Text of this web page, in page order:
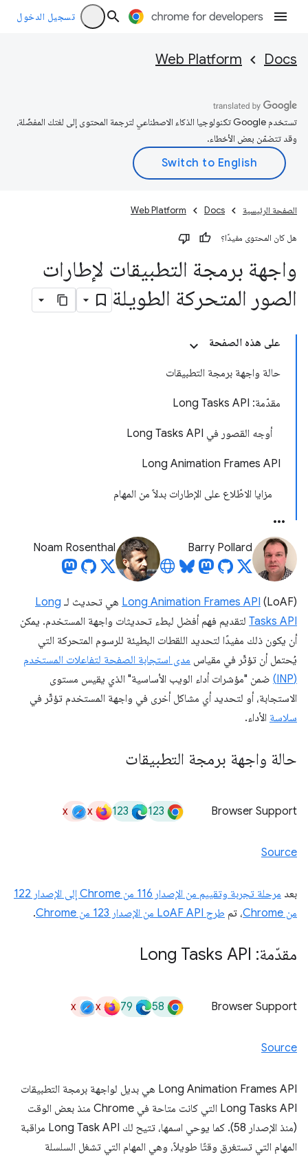
تسجيل الدخول
Docs
Web Platform
تستخدم Google تكنولوجيا الذكاء الاصطناعي لترجمة المحتوى إلى لغتك المفضّلة،
وقد تتضمّن بعض الأخطاء.
الصفحة الرئيسية Docs
Web Platform
هل كان المحتوى مفيدًا؟
واجهة برمجة التطبيقات لإطارات
الصور المتحركة الطويلة
على هذه الصفحة
حالة واجهة برمجة التطبيقات
مقدّمة: Long Tasks API
أوجه القصور في Long Tasks API
Long Animation Frames API
مزايا الاطّلاع على الإطارات بدلاً من المهام
Barry Pollard
Noam Rosenthal
Long Animation Frames API (LoAF) هي تحديث لـ
Long
Tasks API لتقديم فهم أفضل لبطء تحديثات واجهة المستخدم. يمكن
أن يكون ذلك مفيدًا لتحديد اللقطات البطيئة للرسوم المتحركة التي
يُحتمل أن تؤثّر في مقياس مدى استجابة الصفحة لتفاعلات المستخدم
(INP)
ضمن "مؤشرات أداء الويب الأساسية" الذي يقيس مستوى
الاستجابة، أو لتحديد أي مشاكل أخرى في واجهة المستخدم تؤثّر في
سلاسة الأداء.
حالة واجهة برمجة التطبيقات
Browser Support
123
123
x
x
Source
بعد
مرحلة تجربة وتقييم من الإصدار 116 من Chrome إلى الإصدار 122
من Chrome
، تم طرح LoAF API من الإصدار 123 من Chrome .
مقدّمة: Long Tasks API
Browser Support
58
79
x
x
Source
‫Long Animation Frames API هي بديل لواجهة برمجة التطبيقات
Long Tasks API التي كانت متاحة في Chrome منذ بعض الوقت
(منذ الإصدار 58). كما يوحي اسمها، تتيح لك Long Task API مراقبة
المهام التي تستغرق وقتًا طويلاً، وهي المهام التي تشغل السلسلة